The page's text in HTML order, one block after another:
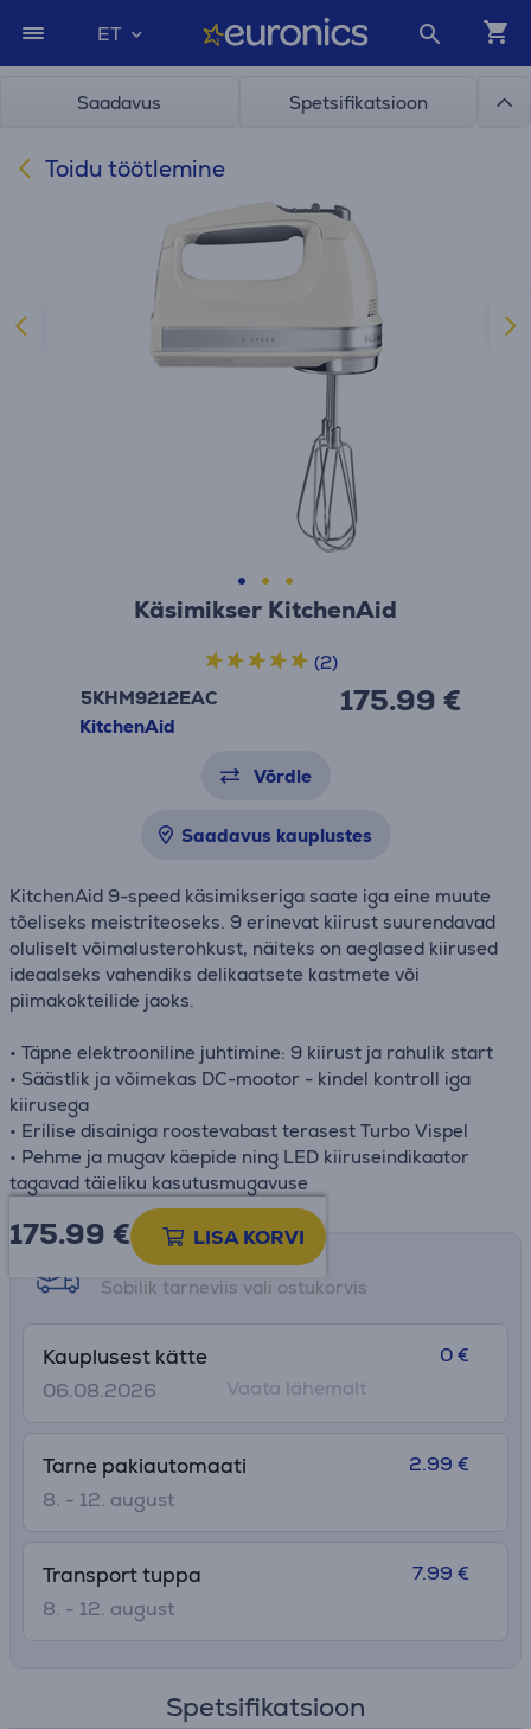
ET
Saadavus Spetsifikatsioon
Toidu töötlemine
Käsimikser KitchenAid
5KHM9212EAC
KitchenAid
175.99 €
(2)
Võrdle
Saadavus kauplustes
KitchenAid 9-speed käsimikseriga saate iga eine muute
tõeliseks meistriteoseks. 9 erinevat kiirust suurendavad
oluliselt võimalusterohkust, näiteks on aeglased kiirused
ideaalseks vahendiks delikaatsete kastmete või
piimakokteilide jaoks.
• Täpne elektrooniline juhtimine: 9 kiirust ja rahulik start
• Säästlik ja võimekas DC-mootor - kindel kontroll iga
kiirusega
• Erilise disainiga roostevabast terasest Turbo Vispel
• Pehme ja mugav käepide ning LED kiiruseindikaator
tagavad täieliku kasutusmugavuse
175.99 € LISA KORVI
Tarne võimalused
Sobilik tarneviis vali ostukorvis
Kauplusest kätte
06.08.2026
0 €
Vaata lähemalt
Tarne pakiautomaati
8. - 12. august
2.99 €
Transport tuppa
8. - 12. august
7.99 €
Spetsifikatsioon